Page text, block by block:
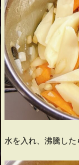
水を入れ、沸騰した